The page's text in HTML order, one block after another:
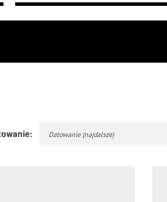
Datowanie (najdalsze)